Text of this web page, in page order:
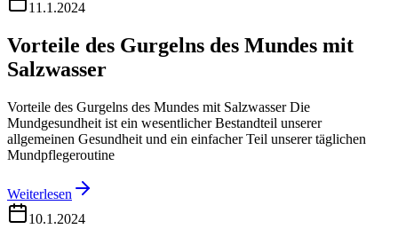
11.1.2024
Vorteile des Gurgelns des Mundes mit
Salzwasser
Vorteile des Gurgelns des Mundes mit Salzwasser Die
Mundgesundheit ist ein wesentlicher Bestandteil unserer
allgemeinen Gesundheit und ein einfacher Teil unserer täglichen
Mundpflegeroutine
Weiterlesen
10.1.2024